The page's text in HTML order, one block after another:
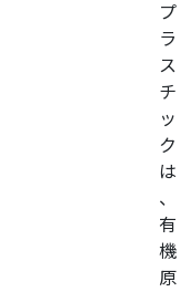
プ
ラ
ス
チ
ッ
ク
は
、
有
機
原